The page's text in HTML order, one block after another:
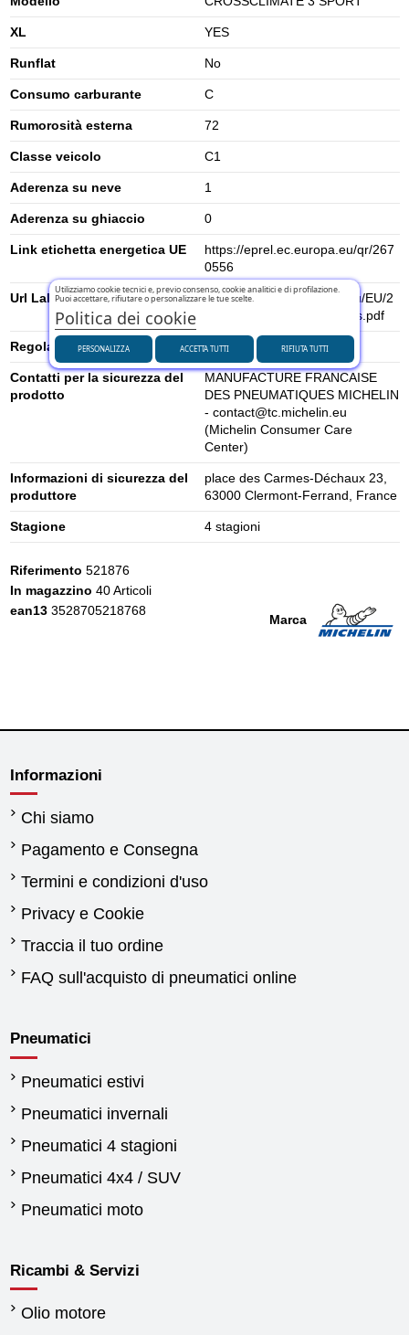
XL YES
Runflat No
Consumo carburante C
Rumorosità esterna 72
Classe veicolo C1
Aderenza su neve 1
Aderenza su ghiaccio 0
Link etichetta energetica UE
https://eprel.ec.europa.eu/qr/267
0556
Url Label
https://www.tyrelabelling.eu/EU/2
020-740/es/521876_fcs_es.pdf
Regolamento UE (2020/740) 2020/740
Contatti per la sicurezza del
prodotto
MANUFACTURE FRANCAISE
DES PNEUMATIQUES MICHELIN
- contact@tc.michelin.eu
(Michelin Consumer Care
Center)
Informazioni di sicurezza del
produttore
place des Carmes-Déchaux 23,
63000 Clermont-Ferrand, France
Stagione 4 stagioni
Marca
Riferimento 521876
In magazzino 40 Articoli
ean13 3528705218768
Informazioni
Chi siamo
Pagamento e Consegna
Termini e condizioni d'uso
Privacy e Cookie
Traccia il tuo ordine
FAQ sull'acquisto di pneumatici online
Pneumatici
Pneumatici estivi
Pneumatici invernali
Pneumatici 4 stagioni
Pneumatici 4x4 / SUV
Pneumatici moto
Ricambi & Servizi
Olio motore
Utilizziamo cookie tecnici e, previo consenso, cookie analitici e di profilazione.
Puoi accettare, rifiutare o personalizzare le tue scelte.
Politica dei cookie
PERSONALIZZA RIFIUTA TUTTI
ACCETTA TUTTI